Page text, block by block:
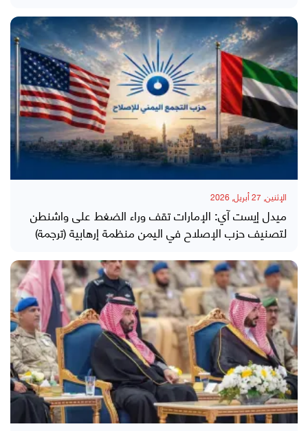
الإثنين, 27 أبريل, 2026
ميدل إيست آي: الإمارات تقف وراء الضغط على واشنطن
لتصنيف حزب الإصلاح في اليمن منظمة إرهابية (ترجمة)